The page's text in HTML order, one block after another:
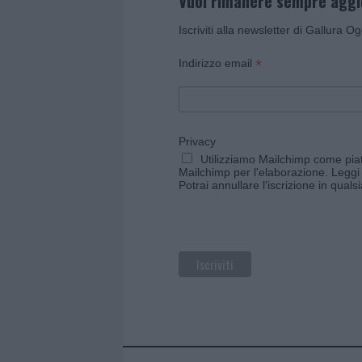
Iscriviti alla newsletter di Gallura
Indirizzo email *
Privacy
Utilizziamo Mailchimp come
Mailchimp per l'elaborazione.
Potrai annullare l'iscrizione in